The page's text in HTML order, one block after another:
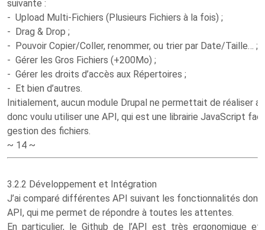
suivante :
- Upload Multi-Fichiers (Plusieurs Fichiers à la fois) ;
- Drag & Drop ;
- Pouvoir Copier/Coller, renommer, ou trier par Date/Taille… ;
- Gérer les Gros Fichiers (+200Mo) ;
- Gérer les droits d’accès aux Répertoires ;
- Et bien d’autres.
Initialement, aucun module Drupal ne permettait de réaliser
donc voulu utiliser une API, qui est une librairie JavaScript
gestion des fichiers.
~ 14 ~
3.2.2 Développement et Intégration
J’ai comparé différentes API suivant les fonctionnalités dont
API, qui me permet de répondre à toutes les attentes.
En particulier, le Github de l’API est très ergonomique